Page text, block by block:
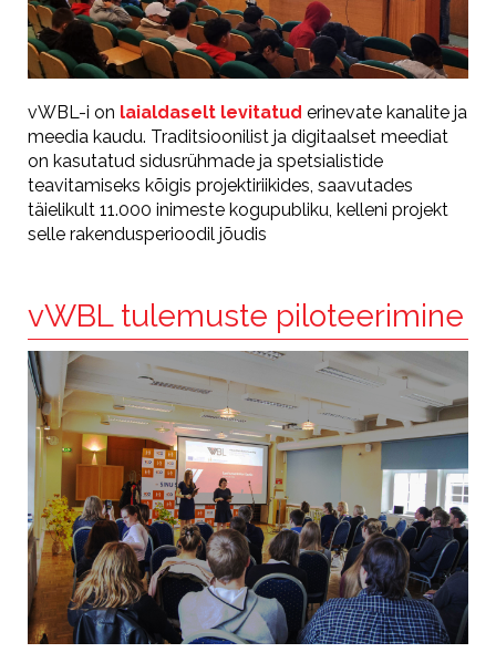
vWBL-i on laialdaselt levitatud erinevate kanalite ja
meedia kaudu. Traditsioonilist ja digitaalset meediat
on kasutatud sidusrühmade ja spetsialistide
teavitamiseks kõigis projektiriikides, saavutades
täielikult 11.000 inimeste kogupubliku, kelleni projekt
selle rakendusperioodil jõudis
vWBL tulemuste piloteerimine